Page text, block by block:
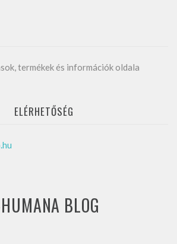
termékek és információk oldala
ELÉRHETŐSÉG
BLOG